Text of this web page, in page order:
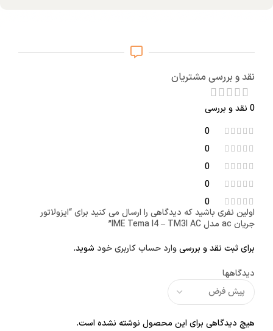
نقد و بررسی مشتریان
0 نقد و بررسی
0
0
0
0
0
دیدگاهها
هیچ دیدگاهی برای این محصول نوشته نشده است.
اولین نفری باشید که دیدگاهی را ارسال می کنید برای “ایزولاتور
جریان ac مدل IME Tema I4 – TM3I AC”
برای ثبت نقد و بررسیوارد حساب کاربری خود شوید.